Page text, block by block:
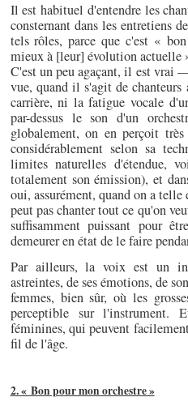
Il est habituel d'entendre les
consternant dans les entretiens
tels rôles, parce que c'est «
mieux à [leur] évolution actuelle
C'est un peu agaçant, il est vrai
vue, quand il s'agit de
carrière, ni la fatigue vocale
par-dessus le son d'un
globalement, on en perçoit
considérablement selon sa
limites naturelles d'étendue,
totalement son émission), et
oui, assurément, quand on a
peut pas chanter tout ce qu'on
suffisamment puissant pour
demeurer en état de le faire
Par ailleurs, la voix est un
astreintes, de ses émotions, de
femmes, bien sûr, où les
perceptible sur l'instrument.
féminines, qui peuvent
fil de l'âge.
2. « Bon pour mon orchestre »